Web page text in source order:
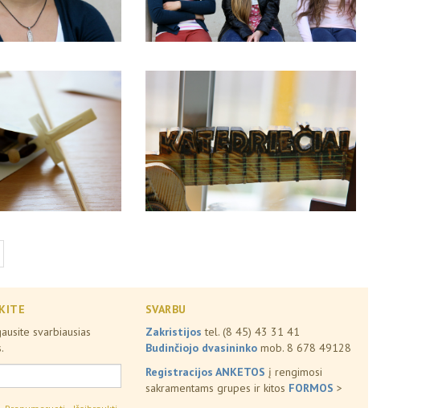
svarbiausias
SVARBU
Zakristijos tel. (8 45) 43 31 41
Budinčiojo dvasininko mob. 8 678 49128
Registracijos ANKETOS į rengimosi
sakramentams grupes ir kitos FORMOS >